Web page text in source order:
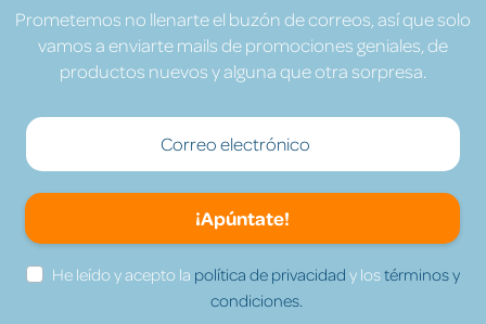
Prometemos no llenarte el buzón de correos, así que solo
vamos a enviarte mails de promociones geniales, de
productos nuevos y alguna que otra sorpresa.
¡Apúntate!
He leído y acepto la política de privacidad y lostérminos y
condiciones.